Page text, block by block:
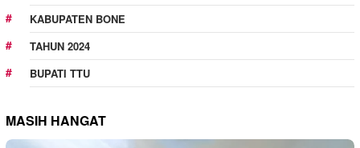
KABUPATEN BONE
TAHUN 2024
BUPATI TTU
MASIH HANGAT